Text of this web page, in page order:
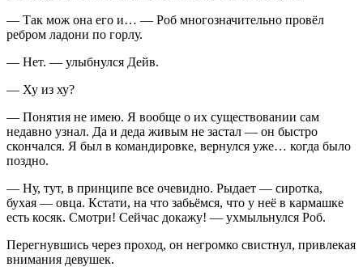
— Так мож она его и… — Роб многозначительно провёл
ребром ладони по горлу.
— Нет. — улыбнулся Дейв.
— Ху из ху?
— Понятия не имею. Я вообще о их существовании сам
недавно узнал. Да и деда живым не застал — он быстро
скончался. Я был в командировке, вернулся уже… когда было
поздно.
— Ну, тут, в принципе все очевидно. Рыдает — сиротка,
бухая — овца. Кстати, на что забьёмся, что у неё в кармашке
есть косяк. Смотри! Сейчас докажу! — ухмыльнулся Роб.
Перегнувшись через проход, он негромко свистнул, привлекая
внимания девушек.